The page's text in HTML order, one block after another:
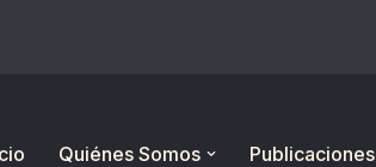
Quiénes Somos Publicaciones